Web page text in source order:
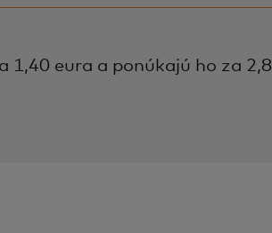
1,40 eura a ponúkajú ho za